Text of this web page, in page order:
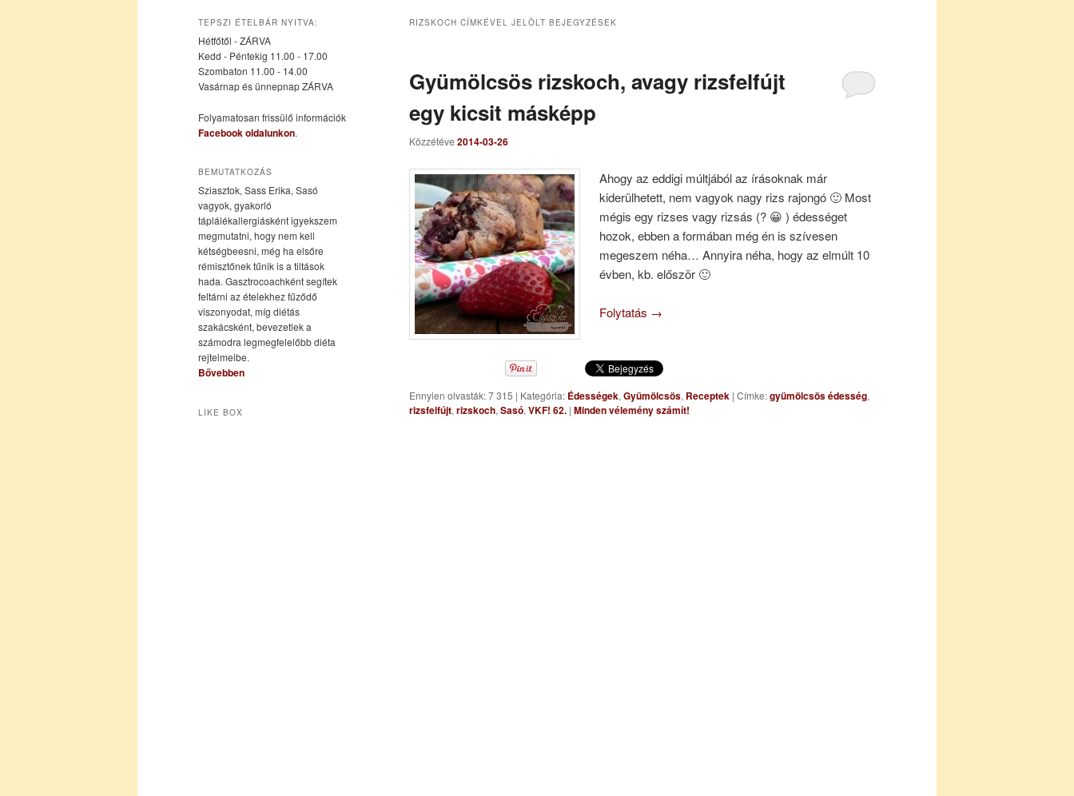
elsődleges
tartalomra
másodlagos
tartalomra
RIZSKOCH CÍMKÉVEL JELÖLT BEJEGYZÉSEK
Gyümölcsös rizskoch, avagy rizsfelfújt
egy kicsit másképp
Közzétéve 2014-03-26
Ahogy az eddigi múltjából az írásoknak már
kiderülhetett, nem vagyok nagy rizs rajongó 🙂 Most
mégis egy rizses vagy rizsás (? 😀 ) édességet
hozok, ebben a formában még én is szívesen
megeszem néha… Annyira néha, hogy az elmúlt 10
évben, kb. először 🙂
Folytatás →
Ennyien olvasták: 7 315 | Kategória: Édességek, Gyümölcsös, Receptek | Címke:gyümölcsös édesség,
rizsfelfújt, rizskoch, Sasó, VKF! 62. | Minden vélemény számít!
TEPSZI ÉTELBÁR NYITVA:
Hétfőtől - ZÁRVA
Kedd - Péntekig 11.00 - 17.00
Szombaton 11.00 - 14.00
Vasárnap és ünnepnap ZÁRVA
Folyamatosan frissülő információk
Facebook oldalunkon.
BEMUTATKOZÁS
Sziasztok, Sass Erika, Sasó
vagyok, gyakorló
táplálékallergiásként igyekszem
megmutatni, hogy nem kell
kétségbeesni, még ha elsőre
rémisztőnek tűnik is a tiltások
hada. Gasztrocoachként segítek
feltárni az ételekhez fűződő
viszonyodat, míg diétás
szakácsként, bevezetlek a
számodra legmegfelelőbb diéta
rejtelmeibe.
Bővebben
LIKE BOX